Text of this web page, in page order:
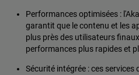
Performances optimisées :
garantit que le contenu et les
plus près des utilisateurs
performances plus rapides et
Sécurité intégrée : ces services